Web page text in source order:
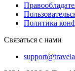
Политика
Связаться с нами